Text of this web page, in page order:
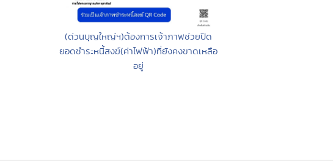
(ด่วนบุญใหญ่ฯ)ต้องการเจ้าภาพช่วยปิด
ยอดชำระหนี้สงฆ์(ค่าไฟฟ้า)ที่ยังคงขาดเหลือ
อยู่